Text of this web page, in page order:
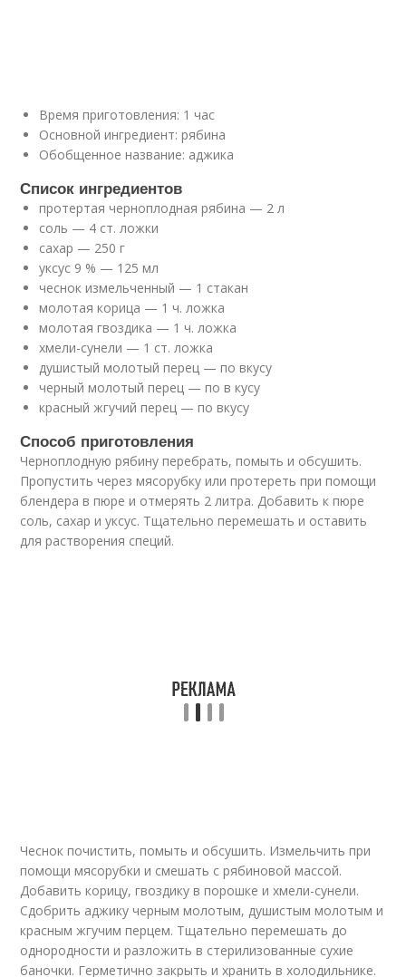
Время приготовления: 1 час
Основной ингредиент: рябина
Обобщенное название: аджика
Список ингредиентов
протертая черноплодная рябина — 2 л
соль — 4 ст. ложки
сахар — 250 г
уксус 9 % — 125 мл
чеснок измельченный — 1 стакан
молотая корица — 1 ч. ложка
молотая гвоздика — 1 ч. ложка
хмели-сунели — 1 ст. ложка
душистый молотый перец — по вкусу
черный молотый перец — по в кусу
красный жгучий перец — по вкусу
Способ приготовления
Черноплодную рябину перебрать, помыть и обсушить.
Пропустить через мясорубку или протереть при помощи
блендера в пюре и отмерять 2 литра. Добавить к пюре
соль, сахар и уксус. Тщательно перемешать и оставить
для растворения специй.
Чеснок почистить, помыть и обсушить. Измельчить при
помощи мясорубки и смешать с рябиновой массой.
Добавить корицу, гвоздику в порошке и хмели-сунели.
Сдобрить аджику черным молотым, душистым молотым и
красным жгучим перцем. Тщательно перемешать до
однородности и разложить в стерилизованные сухие
баночки. Герметично закрыть и хранить в холодильнике.